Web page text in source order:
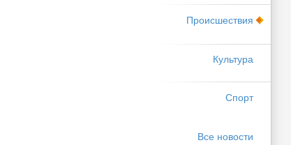
Происшествия
Культура
Спорт
Все новости